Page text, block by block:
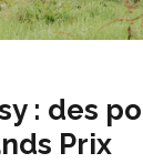
: des
Prix